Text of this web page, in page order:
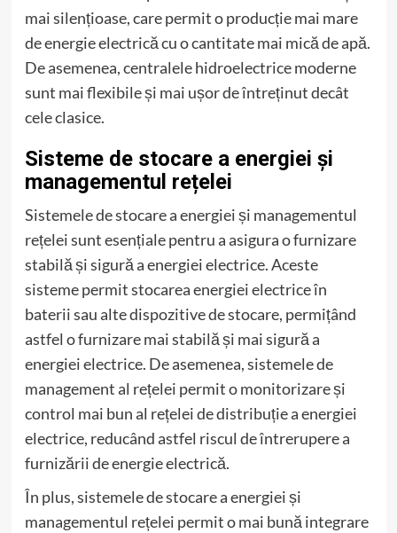
mai silențioase, care permit o producție mai mare
de energie electrică cu o cantitate mai mică de apă.
De asemenea, centralele hidroelectrice moderne
sunt mai flexibile și mai ușor de întreținut decât
cele clasice.
Sisteme de stocare a energiei și
managementul rețelei
Sistemele de stocare a energiei și managementul
rețelei sunt esențiale pentru a asigura o furnizare
stabilă și sigură a energiei electrice. Aceste
sisteme permit stocarea energiei electrice în
baterii sau alte dispozitive de stocare, permițând
astfel o furnizare mai stabilă și mai sigură a
energiei electrice. De asemenea, sistemele de
management al rețelei permit o monitorizare și
control mai bun al rețelei de distribuție a energiei
electrice, reducând astfel riscul de întrerupere a
furnizării de energie electrică.
În plus, sistemele de stocare a energiei și
managementul rețelei permit o mai bună integrare